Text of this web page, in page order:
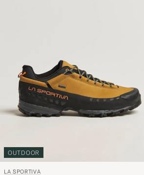
OUTDOOR
LA SPORTIVA